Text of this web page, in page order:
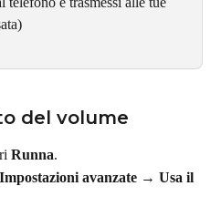
del volume
Runna.
avanzate → Usa il